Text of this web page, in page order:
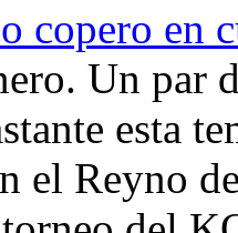
copero en
Un par
esta
el Reyno